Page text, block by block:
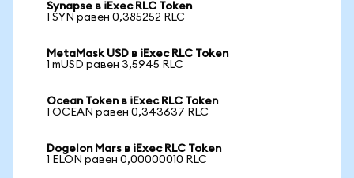
Synapse в iExec RLC Token
1 SYN равен 0,385252 RLC
MetaMask USD в iExec RLC Token
1 mUSD равен 3,5945 RLC
Ocean Token в iExec RLC Token
1 OCEAN равен 0,343637 RLC
Dogelon Mars в iExec RLC Token
1 ELON равен 0,00000010 RLC